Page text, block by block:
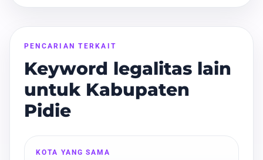
PENCARIAN TERKAIT
Keyword legalitas lain
untuk Kabupaten
Pidie
KOTA YANG SAMA